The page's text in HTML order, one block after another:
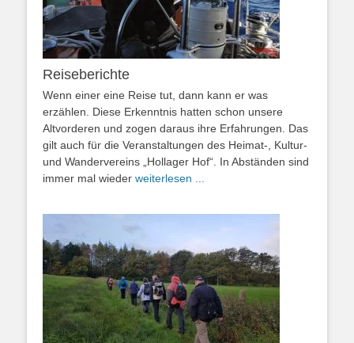
Reiseberichte
Wenn einer eine Reise tut, dann kann er was
erzählen. Diese Erkenntnis hatten schon unsere
Altvorderen und zogen daraus ihre Erfahrungen. Das
gilt auch für die Veranstaltungen des Heimat-, Kultur-
und Wandervereins „Hollager Hof“. In Abständen sind
immer mal wieder weiterlesen ...